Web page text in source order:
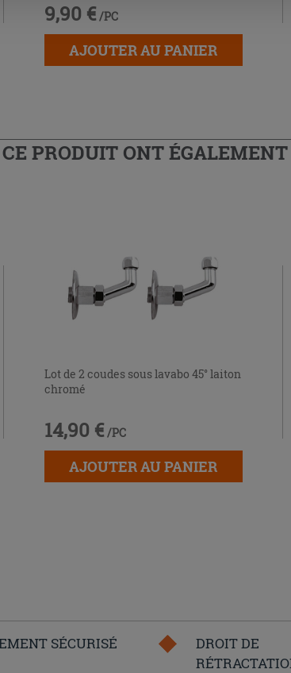
9,90 € /PC
AJOUTER AU PANIER
PRODUIT ONT
Lot de 2 coudes sous lavabo 45° laiton
chromé
14,90 € /PC
AJOUTER AU PANIER
SÉCURISÉ
DROIT DE